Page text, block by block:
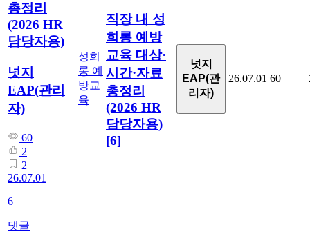
총정리
(2026 HR
담당자용)
넛지
EAP(관리
자)
60
2
2
26.07.01
6
댓글
성희
롱 예
방교
육
직장 내 성
희롱 예방
교육 대상·
시간·자료
총정리
(2026 HR
담당자용)
[6]
넛지
EAP(관
리자)
26.07.01 60